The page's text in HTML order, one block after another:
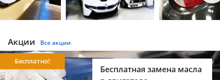
Акции Все акции
Бесплатная замена масла
Бесплатно!